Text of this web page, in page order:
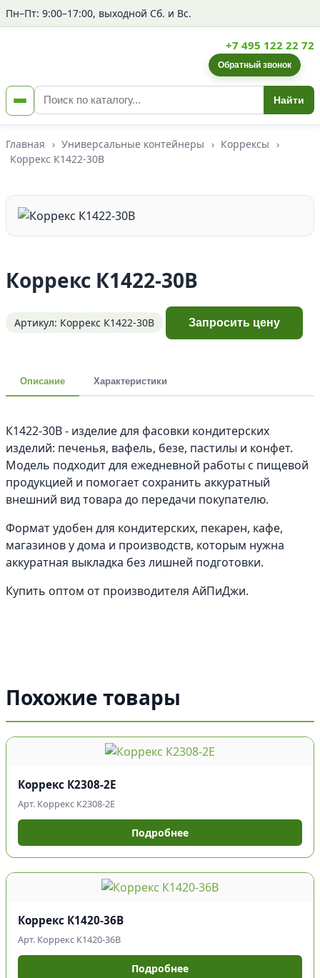
Пн–Пт: 9:00–17:00, выходной Сб. и Вс.
Найти
+7 495 122 22 72
Обратный звонок
Главная › Универсальные контейнеры › Коррексы ›
Коррекс К1422-30В
Коррекс К1422-30В
Артикул: Коррекс К1422-30В Запросить цену
Описание Характеристики
К1422-30В - изделие для фасовки кондитерских
изделий: печенья, вафель, безе, пастилы и конфет.
Модель подходит для ежедневной работы с пищевой
продукцией и помогает сохранить аккуратный
внешний вид товара до передачи покупателю.
Формат удобен для кондитерских, пекарен, кафе,
магазинов у дома и производств, которым нужна
аккуратная выкладка без лишней подготовки.
Купить оптом от производителя АйПиДжи.
Похожие товары
Коррекс К2308-2Е
Арт. Коррекс К2308-2Е
Подробнее
Коррекс К1420-36В
Арт. Коррекс К1420-36В
Подробнее